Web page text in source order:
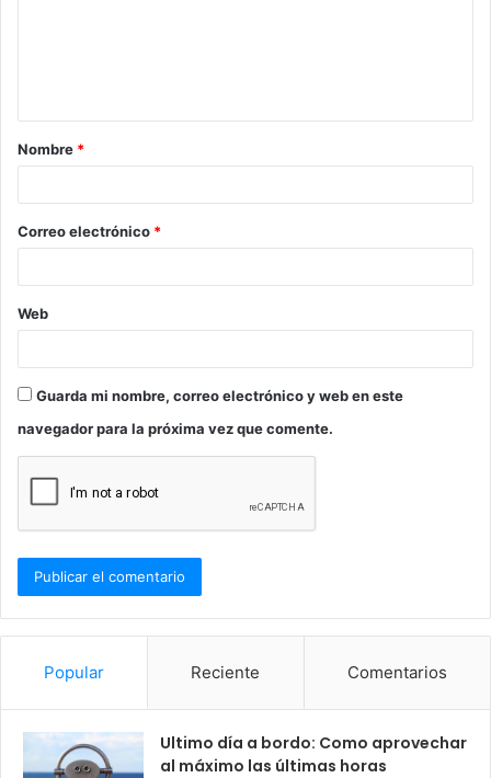
a
r
*
Nombre *
Correo electrónico *
Web
Guarda mi nombre, correo electrónico y web en este
navegador para la próxima vez que comente.
Popular Reciente Comentarios
Ultimo día a bordo: Como aprovechar
al máximo las últimas horas